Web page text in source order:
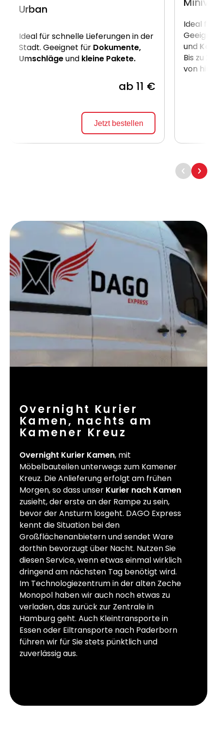
Urban
Ideal für schnelle Lieferungen in der
Stadt. Geeignet für Dokumente,
Umschlägeund kleine Pakete.
ab 11 €
Jetzt bestellen
Ideal für
und
Bis zu 2
von
Overnight Kurier
Kamen, nachts am
Kamener Kreuz
Overnight Kurier Kamen, mit
Möbelbauteilen unterwegs zum Kamener
Kreuz. Die Anlieferung erfolgt am frühen
Morgen, so dass unser Kurier nach Kamen
zusieht, der erste an der Rampe zu sein,
bevor der Ansturm losgeht. DAGO Express
kennt die Situation bei den
Großflächenanbietern und sendet Ware
dorthin bevorzugt über Nacht. Nutzen Sie
diesen Service, wenn etwas einmal wirklich
dringend am nächsten Tag benötigt wird.
Im Technologiezentrum in der alten Zeche
Monopol haben wir auch noch etwas zu
verladen, das zurück zur Zentrale in
Hamburg geht. Auch Kleintransporte in
Essen oder Eiltransporte nach Paderborn
führen wir für Sie stets pünktlich und
zuverlässig aus.